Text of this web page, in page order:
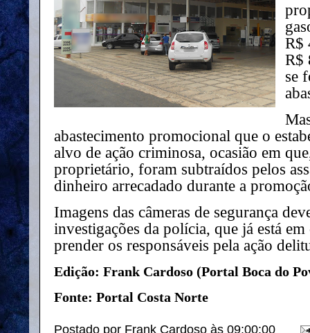
R$
R$
se
abastecimento promocional que o
alvo de ação criminosa, ocasião em
proprietário, foram subtraídos pelos
dinheiro arrecadado durante a
Imagens das câmeras de segurança
investigações da polícia, que já está
prender os responsáveis pela ação
Edição: Frank Cardoso (Portal Boca do
Fonte: Portal Costa Norte
Postado por Frank Cardoso às 09:00:00